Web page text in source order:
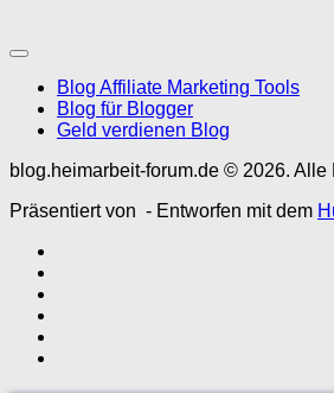
Blog Affiliate Marketing Tools
Blog für Blogger
Geld verdienen Blog
blog.heimarbeit-forum.de © 2026. Alle
Präsentiert von - Entworfen mit dem